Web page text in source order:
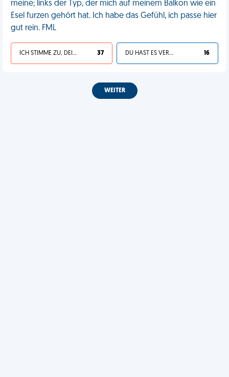
meine; links der Typ, der mich auf meinem Balkon wie ein
Esel furzen gehört hat. Ich habe das Gefühl, ich passe hier
gut rein. FML
ICH STIMME ZU, DEIN LEBEN IST SCHEISSE 37 DU HAST ES VERDIENT 16
WEITER